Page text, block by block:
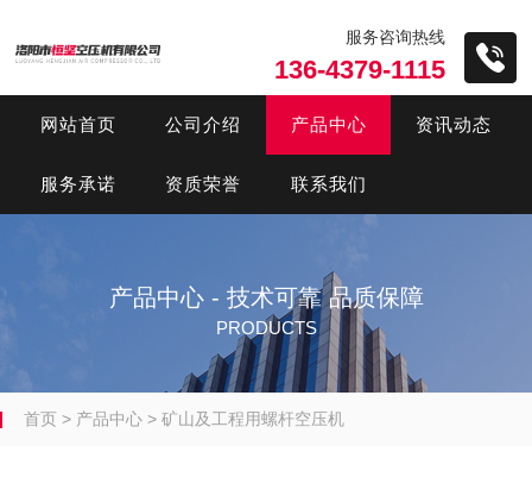
服务咨询热线
136-4379-1115
网站首页 公司介绍 产品中心 资讯动态
服务承诺 资质荣誉 联系我们
产品中心 - 技术可靠 品质保障
PRODUCTS
首页 > 产品中心 > 矿山及工程用螺杆空压机